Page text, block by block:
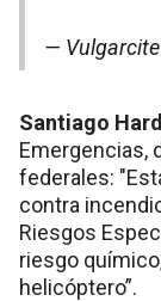
—
Santiago
Emergencias,
federales:
contra
Riesgos
riesgo
helicóptero”.